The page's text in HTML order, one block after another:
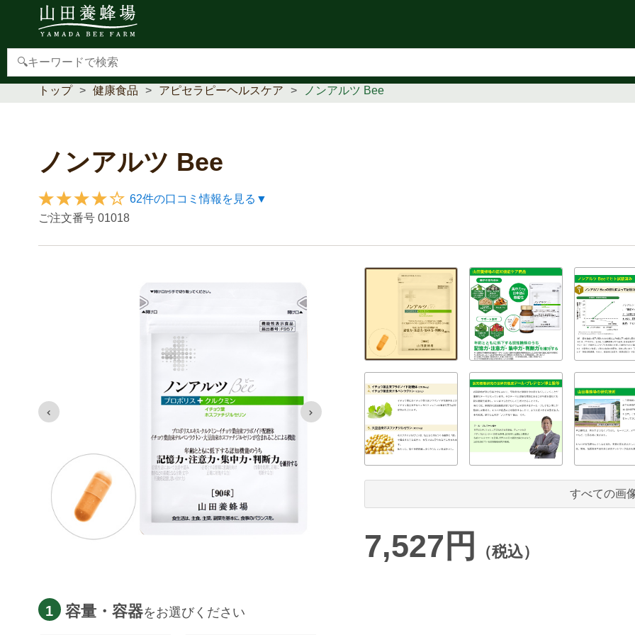
【重要】本人認証サービス(3Dセキュア2.0)導入のお知らせ
トップ 健康食品 アピセラピーヘルスケア ノンアルツ Bee
ノンアルツ Bee
62件の口コミ情報を見る▼
ご注文番号 01018
すべての画
7,527円 （税込）
1 容量・容器をお選びください